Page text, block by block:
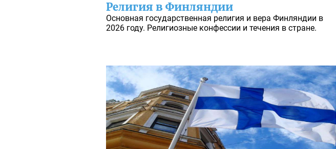
Религия в Финляндии
Основная государственная религия и вера Финляндии в
2026 году. Религиозные конфессии и течения в стране.